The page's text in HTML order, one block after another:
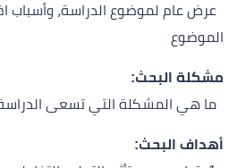
عرض عام لموضوع الدراسة، وأسباب
الموضوع
مشكلة البحث:
ما هي المشكلة التي تسعى
أهداف البحث: